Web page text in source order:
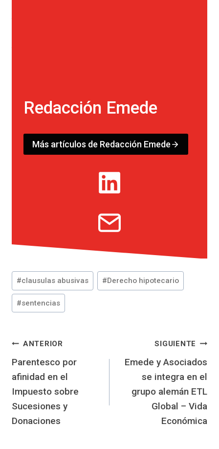
Redacción Emede
Más artículos de Redacción Emede
Etiquetas
de
la
#clausulas abusivas #Derecho hipotecario
#sentencias
Navegación
de
entradas
ANTERIOR
Parentesco por
afinidad en el
Impuesto sobre
Sucesiones y
Donaciones
SIGUIENTE
Emede y Asociados
se integra en el
grupo alemán ETL
Global – Vida
Económica